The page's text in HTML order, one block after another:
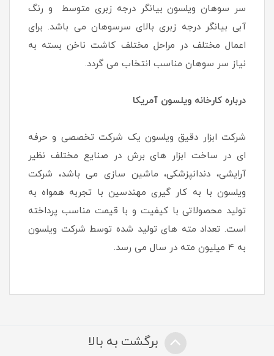
سر سوهان ویلسون بیانگر درجه زبری متوسط و رنگ
آبی بیانگر درجه زبری بالای سرسوهان می باشد. برای
اعمال مختلف در مراحل مختلف کاشت ناخن بسته به
نیاز سر سوهان مناسب انتخاب می گردد.
درباره کارخانه ویلسون آمریکا
شرکت ابزار دقیق ویلسون یک شرکت تخصصی و حرفه
ای در ساخت ابزار های برش در صنایع مختلف نظیر
آرایشی، دندانپزشکی، ماشین سازی می باشد، شرکت
ویلسون با به کار گیری مهندسین با تجربه همواه به
تولید محصولاتی با کیفیت و با قیمت مناسب پرداخته
است. تعداد مته های تولید شده توسط شرکت ویلسون
به 4 میلیون مته در سال می رسد.
برگشت به بالا